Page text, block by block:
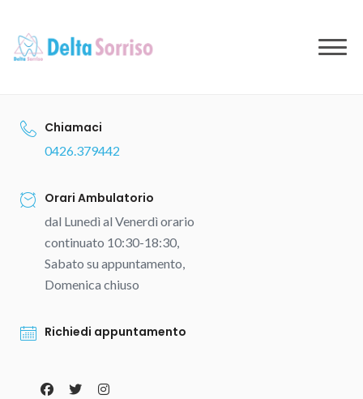
content
Chiamaci
0426.379442
Orari Ambulatorio
dal Lunedì al Venerdì orario
continuato 10:30-18:30,
Sabato su appuntamento,
Domenica chiuso
Richiedi appuntamento